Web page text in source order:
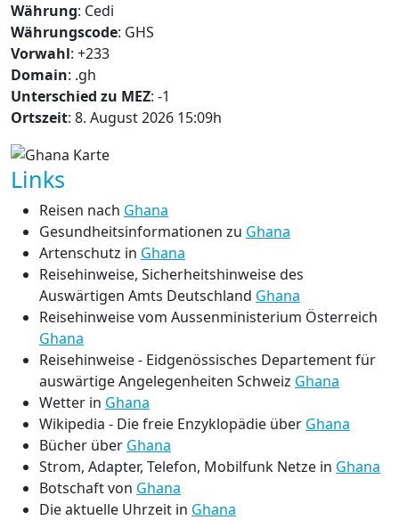
Währung: Cedi
Währungscode: GHS
Vorwahl: +233
Domain: .gh
Unterschied zu MEZ: -1
Ortszeit: 8. August 2026 15:09h
Links
Reisen nach Ghana
Gesundheitsinformationen zu Ghana
Artenschutz in Ghana
Reisehinweise, Sicherheitshinweise des
Auswärtigen Amts Deutschland Ghana
Reisehinweise vom Aussenministerium Österreich
Ghana
Reisehinweise - Eidgenössisches Departement für
auswärtige Angelegenheiten Schweiz Ghana
Wetter in Ghana
Wikipedia - Die freie Enzyklopädie über Ghana
Bücher über Ghana
Strom, Adapter, Telefon, Mobilfunk Netze in Ghana
Botschaft von Ghana
Die aktuelle Uhrzeit in Ghana